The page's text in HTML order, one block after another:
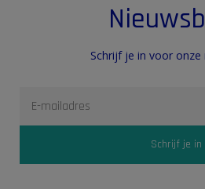
Schrijf je in voor onze